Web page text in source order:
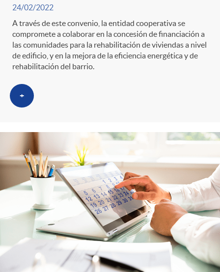
24/02/2022
A través de este convenio, la entidad cooperativa se
compromete a colaborar en la concesión de financiación a
las comunidades para la rehabilitación de viviendas a nivel
de edificio, y en la mejora de la eficiencia energética y de
rehabilitación del barrio.
+